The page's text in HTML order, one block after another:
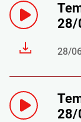
28/
28/
28/